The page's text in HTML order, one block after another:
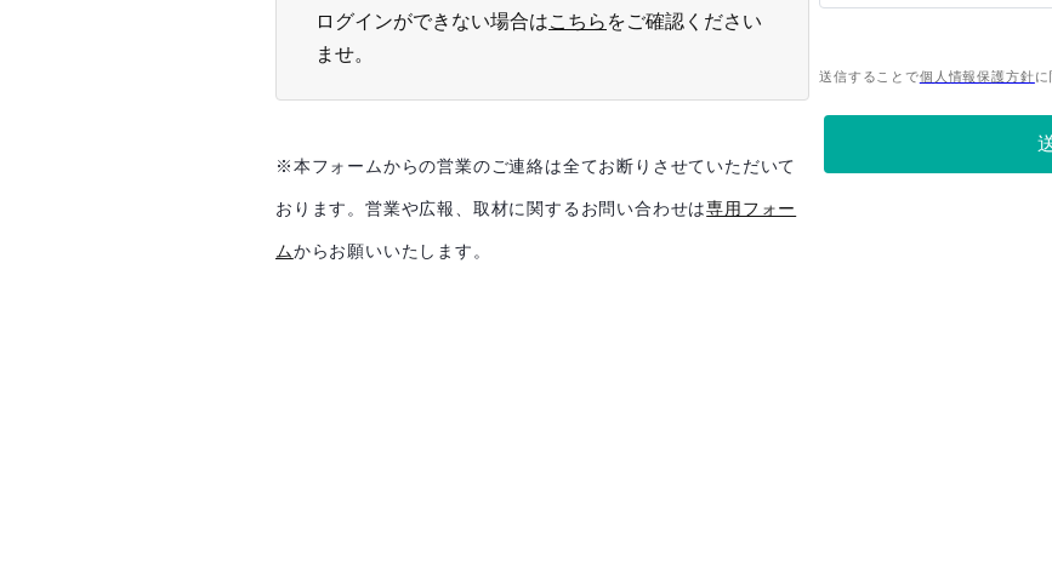
ログインができない場合はこちら をご確認ください
ませ。
※本フォームからの営業のご連絡は全てお断りさせていただいて
おります。 営業や広報、取材に関するお問い合わせは専用フォー
ムからお願いいたします。